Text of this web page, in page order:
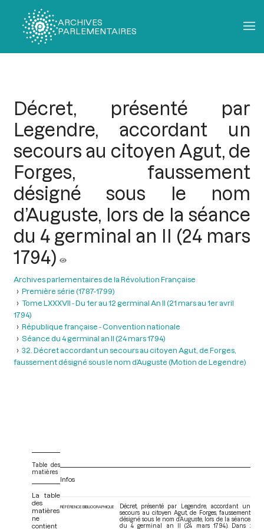
ARCHIVES
PARLEMENTAIRES
Décret, présenté par
Legendre, accordant un
secours au citoyen Agut, de
Forges, faussement
désigné sous le nom
d’Auguste, lors de la séance
du 4 germinal an II (24 mars
1794)
Archives parlementaires de la Révolution Française
Première série (1787-1799)
Tome LXXXVII - Du 1er au 12 germinal An II (21 mars au 1er avril
1794)
République française - Convention nationale
Séance du 4 germinal an II (24 mars 1794)
32. Décret accordant un secours au citoyen Agut, de Forges,
faussement désigné sous le nom d’Auguste (Motion de Legendre)
Table des
matières
La table
des
matières
ne
contient
Infos
RÉFÉRENCE BIBLIOGRAPHIQUE
Décret, présenté par Legendre, accordant un
secours au citoyen Agut, de Forges, faussement
désigné sous le nom d’Auguste, lors de la séance
du 4 germinal an II (24 mars 1794). Dans :